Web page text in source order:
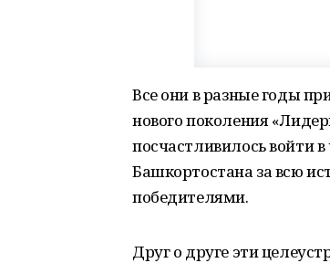
Все они в разные годы
нового поколения
посчастливилось войти
Башкортостана за всю
победителями.
Друг о друге эти